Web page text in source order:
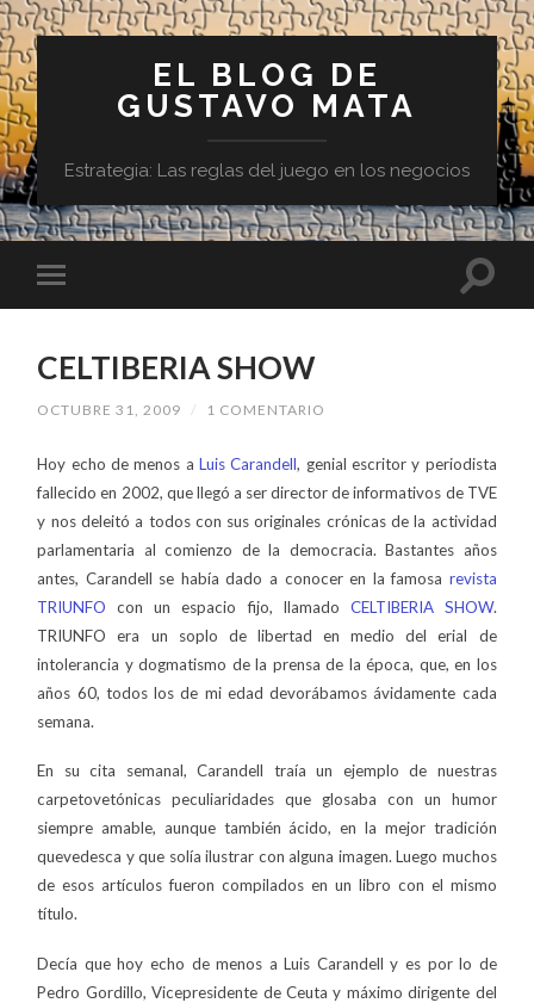
EL BLOG DE
GUSTAVO MATA
Estrategia: Las reglas del juego en los negocios
CELTIBERIA SHOW
OCTUBRE 31, 2009 / 1 COMENTARIO
Hoy echo de menos a Luis Carandell, genial escritor y periodista
fallecido en 2002, que llegó a ser director de informativos de TVE
y nos deleitó a todos con sus originales crónicas de la actividad
parlamentaria al comienzo de la democracia. Bastantes años
antes, Carandell se había dado a conocer en la famosa revista
TRIUNFO con un espacio fijo, llamado CELTIBERIA SHOW.
TRIUNFO era un soplo de libertad en medio del erial de
intolerancia y dogmatismo de la prensa de la época, que, en los
años 60, todos los de mi edad devorábamos ávidamente cada
semana.
En su cita semanal, Carandell traía un ejemplo de nuestras
carpetovetónicas peculiaridades que glosaba con un humor
siempre amable, aunque también ácido, en la mejor tradición
quevedesca y que solía ilustrar con alguna imagen. Luego muchos
de esos artículos fueron compilados en un libro con el mismo
título.
Decía que hoy echo de menos a Luis Carandell y es por lo de
Pedro Gordillo, Vicepresidente de Ceuta y máximo dirigente del